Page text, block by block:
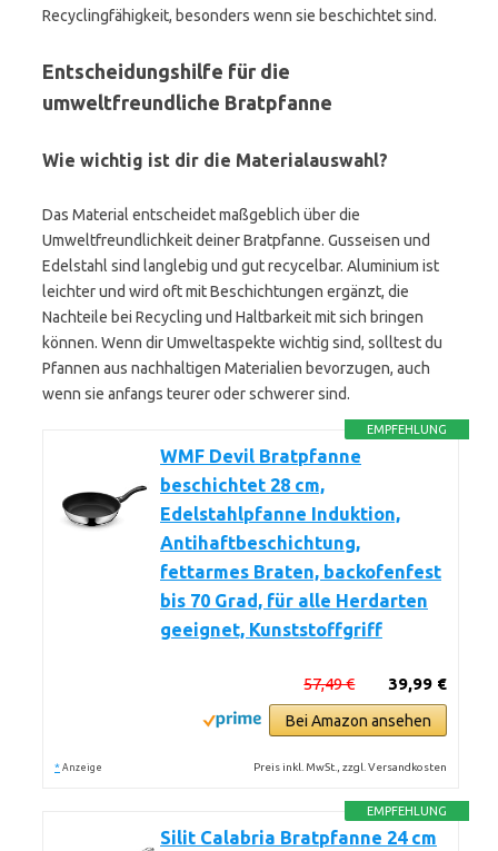
Recyclingfähigkeit, besonders wenn sie beschichtet sind.
Entscheidungshilfe für die
umweltfreundliche Bratpfanne
Wie wichtig ist dir die Materialauswahl?
Das Material entscheidet maßgeblich über die
Umweltfreundlichkeit deiner Bratpfanne. Gusseisen und
Edelstahl sind langlebig und gut recycelbar. Aluminium ist
leichter und wird oft mit Beschichtungen ergänzt, die
Nachteile bei Recycling und Haltbarkeit mit sich bringen
können. Wenn dir Umweltaspekte wichtig sind, solltest du
Pfannen aus nachhaltigen Materialien bevorzugen, auch
wenn sie anfangs teurer oder schwerer sind.
EMPFEHLUNG
WMF Devil Bratpfanne
beschichtet 28 cm,
Edelstahlpfanne Induktion,
Antihaftbeschichtung,
fettarmes Braten, backofenfest
bis 70 Grad, für alle Herdarten
geeignet, Kunststoffgriff
39,99 €
57,49 €
Bei Amazon ansehen
* Anzeige Preis inkl. MwSt., zzgl. Versandkosten
EMPFEHLUNG
Silit Calabria Bratpfanne 24 cm